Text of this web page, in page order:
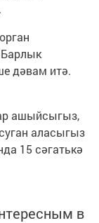
дәвам итә.
ашыйсыгыз,
аласыгыз
15 сәгатькә
в